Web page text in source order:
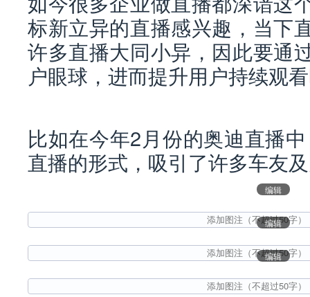
标新立异的直播感兴趣，当下
许多直播大同小异，因此要通
户眼球，进而提升用户持续观
比如在今年2月份的奥迪直播
直播的形式，吸引了许多车友
编辑
编辑
编辑